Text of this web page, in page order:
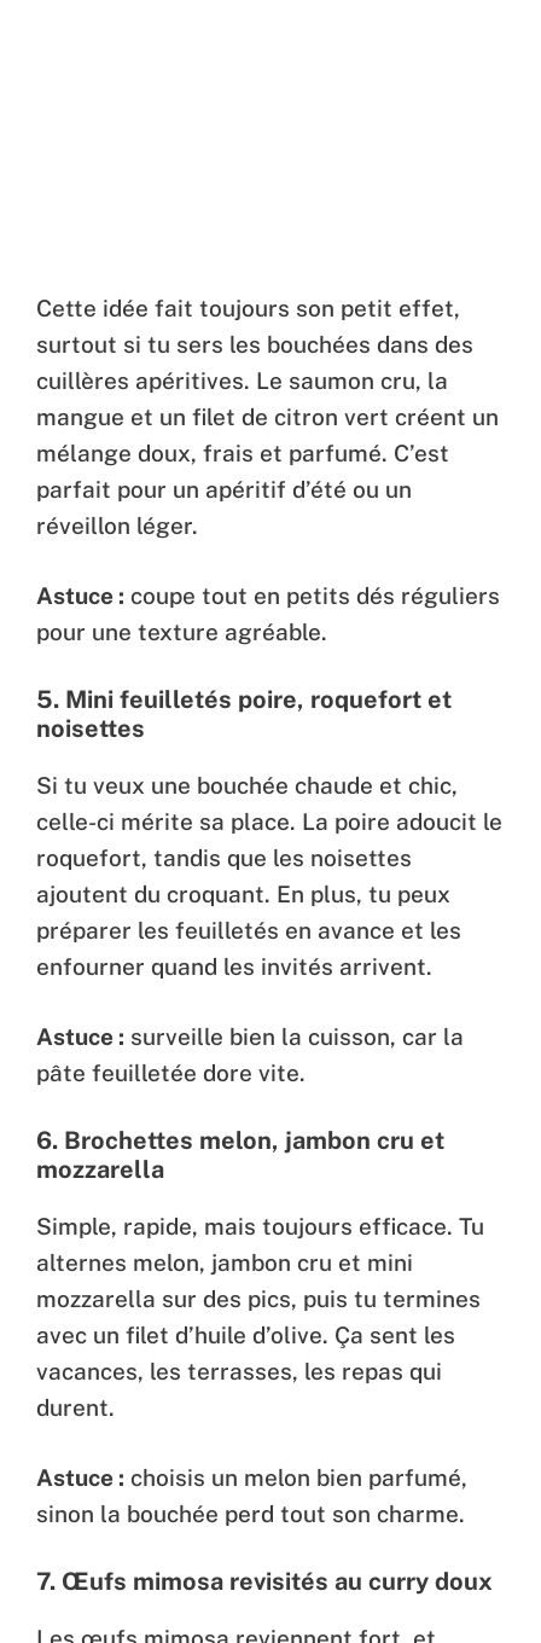
Cette idée fait toujours son petit effet,
surtout si tu sers les bouchées dans des
cuillères apéritives. Le saumon cru, la
mangue et un filet de citron vert créent un
mélange doux, frais et parfumé. C’est
parfait pour un apéritif d’été ou un
réveillon léger.
Astuce : coupe tout en petits dés réguliers
pour une texture agréable.
5. Mini feuilletés poire, roquefort et
noisettes
Si tu veux une bouchée chaude et chic,
celle-ci mérite sa place. La poire adoucit le
roquefort, tandis que les noisettes
ajoutent du croquant. En plus, tu peux
préparer les feuilletés en avance et les
enfourner quand les invités arrivent.
Astuce : surveille bien la cuisson, car la
pâte feuilletée dore vite.
6. Brochettes melon, jambon cru et
mozzarella
Simple, rapide, mais toujours efficace. Tu
alternes melon, jambon cru et mini
mozzarella sur des pics, puis tu termines
avec un filet d’huile d’olive. Ça sent les
vacances, les terrasses, les repas qui
durent.
Astuce : choisis un melon bien parfumé,
sinon la bouchée perd tout son charme.
7. Œufs mimosa revisités au curry doux